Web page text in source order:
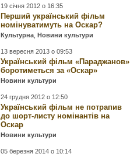
19 січня 2012 о 16:35
Перший український фільм
номінуватимуть на Оскар?
Культурна ,Новини культури
13 вересня 2013 о 09:53
Український фільм «Параджанов»
боротиметься за «Оскар»
Новини культури
24 грудня 2012 о 12:50
Український фільм не потрапив
до шорт-листу номінантів на
Оскар
Новини культури
05 березня 2014 о 10:14